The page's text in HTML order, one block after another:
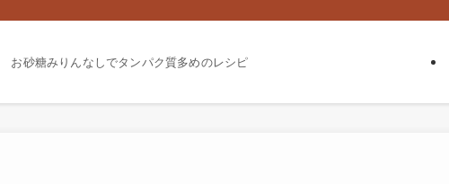
お砂糖みりんなしでタンパク質多めのレシピ